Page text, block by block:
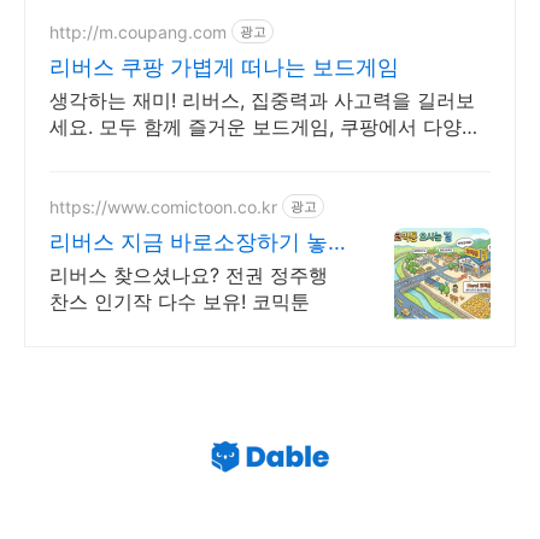
http://m.coupang.com 광고
리버스 쿠팡 가볍게 떠나는 보드게임
생각하는 재미! 리버스, 집중력과 사고력을 길러보
세요. 모두 함께 즐거운 보드게임, 쿠팡에서 다양한
https://www.comictoon.co.kr 광고
리버스 지금 바로소장하기 놓
치면 품절 판타지 전권세트
리버스 찾으셨나요? 전권 정주행
찬스 인기작 다수 보유! 코믹툰